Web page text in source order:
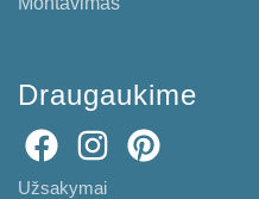
Draugaukime
Užsakymai